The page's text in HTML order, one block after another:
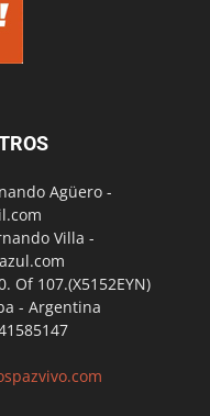
Agüero -
Villa -
Of 107.(X5152EYN)
- Argentina